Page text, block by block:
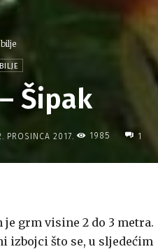
Šipak
PROSINCA 2017. 1985 1
grm visine 2 do 3 metra.
izbojci što se, u sljedećim